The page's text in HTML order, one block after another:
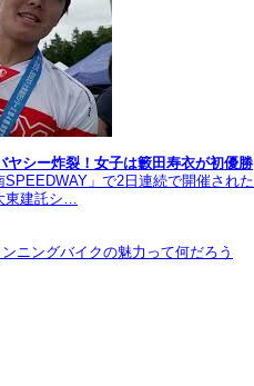
シー炸裂！女子は籔田寿衣が初優勝
」で2日連続で開催された
東建託シ…
ニングバイクの魅力って何だろう